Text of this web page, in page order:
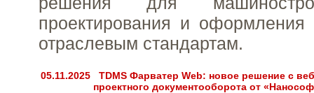
проектирования и оформления
отраслевым стандартам.
05.11.2025
TDMS Фарватер Web: новое решение с
проектного документооборота от